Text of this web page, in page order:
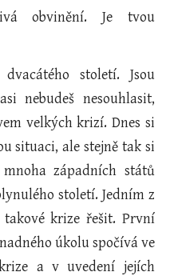
obvinění. Je tvou
století. Jsou
nebudeš nesouhlasit,
velkých krizí. Dnes si
situaci, ale stejně tak si
západních států
století. Jedním z
krize řešit. První
úkolu spočívá ve
a v uvedení jejích